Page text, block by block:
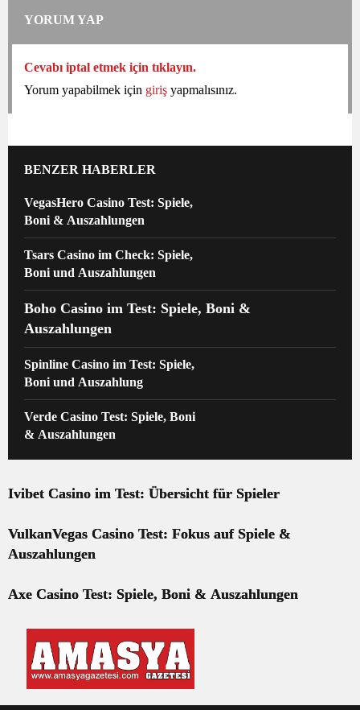
YORUM YAP
Cevabı iptal etmek için tıklayın.
Yorum yapabilmek için giriş yapmalısınız.
BENZER HABERLER
VegasHero Casino Test: Spiele,
Boni & Auszahlungen
Tsars Casino im Check: Spiele,
Boni und Auszahlungen
Boho Casino im Test: Spiele, Boni &
Auszahlungen
Spinline Casino im Test: Spiele,
Boni und Auszahlung
Verde Casino Test: Spiele, Boni
& Auszahlungen
Ivibet Casino im Test: Übersicht für Spieler
VulkanVegas Casino Test: Fokus auf Spiele &
Auszahlungen
Axe Casino Test: Spiele, Boni & Auszahlungen